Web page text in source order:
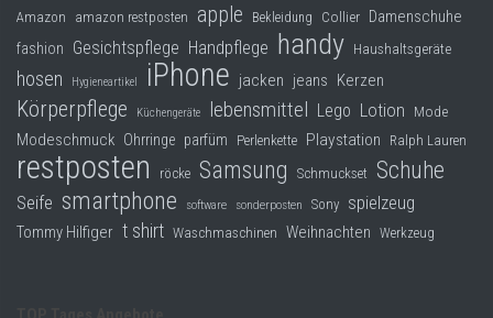
Amazon amazon restposten apple Bekleidung Collier Damenschuhe
fashion Gesichtspflege Handpflege handy Haushaltsgeräte
hosen Hygieneartikel iPhone jacken jeans Kerzen
Körperpflege Küchengeräte lebensmittel Lego Lotion Mode
Modeschmuck Ohrringe parfüm Perlenkette Playstation Ralph Lauren
restposten röcke Samsung Schmuckset Schuhe
Seife smartphone software sonderposten Sony spielzeug
Tommy Hilfiger t shirt Waschmaschinen Weihnachten Werkzeug